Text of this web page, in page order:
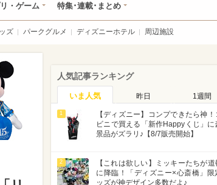
・ゲーム 特集･連載･まとめ
ズ パークグルメ ディズニーホテル 周辺施設
人気記事ランキング
いま人気 昨日 1週間
1
【ディズニー】コンプできたら神！
ビニで買える「新作Happyくじ」に
景品がズラリ♪【8/7販売開始】
2
【これは欲しい】ミッキーたちが道
に降臨！「ディズニー×心斎橋」限
ッズが神デザイン多数だよ♪